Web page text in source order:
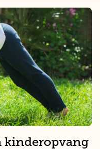
kinderopvang